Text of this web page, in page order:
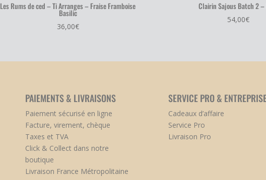
Les Rums de ced – Ti Arranges – Fraise Framboise
Basilic
36,00€
Clairin Sajous Batch 2
54,00€
PAIEMENTS & LIVRAISONS
Paiement sécurisé en ligne
Facture, virement, chèque
Taxes et TVA
Click & Collect dans notre
boutique
Livraison France Métropolitaine
SERVICE PRO &
Cadeaux d’affaire
Service Pro
Livraison Pro